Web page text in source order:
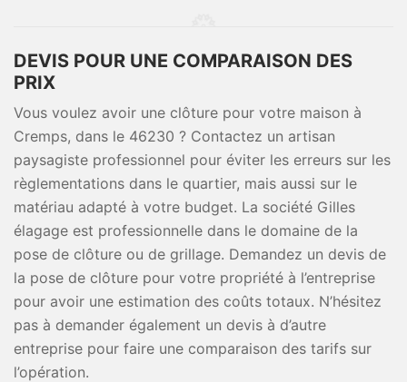
DEVIS POUR UNE COMPARAISON DES
PRIX
Vous voulez avoir une clôture pour votre maison à
Cremps, dans le 46230 ? Contactez un artisan
paysagiste professionnel pour éviter les erreurs sur les
règlementations dans le quartier, mais aussi sur le
matériau adapté à votre budget. La société Gilles
élagage est professionnelle dans le domaine de la
pose de clôture ou de grillage. Demandez un devis de
la pose de clôture pour votre propriété à l’entreprise
pour avoir une estimation des coûts totaux. N’hésitez
pas à demander également un devis à d’autre
entreprise pour faire une comparaison des tarifs sur
l’opération.